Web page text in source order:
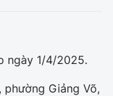
ngày 1/4/2025.
phường Giảng Võ,